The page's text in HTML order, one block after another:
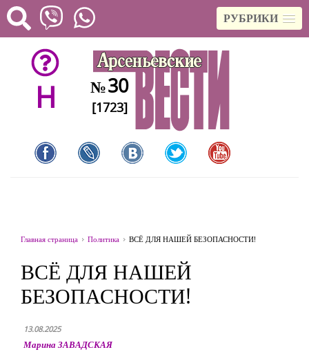
РУБРИКИ
H №30
[1723]
Главная страница Политика ВСЁ ДЛЯ НАШЕЙ БЕЗОПАСНОСТИ!
ВСЁ ДЛЯ НАШЕЙ
БЕЗОПАСНОСТИ!
13.08.2025
Марина ЗАВАДСКАЯ